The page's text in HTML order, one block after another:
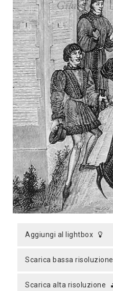
aggiungi al lightbox
scarica bassa risoluzione
scarica alta risoluzione